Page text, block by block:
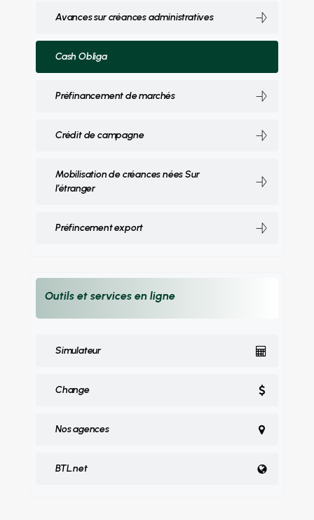
Avances sur créances administratives
Cash Obliga
Préfinancement de marchés
Crédit de campagne
Mobilisation de créances nées Sur
l’étranger
Préfincement export
Outils et services en ligne
Simulateur
Change
Nos agences
BTL.net